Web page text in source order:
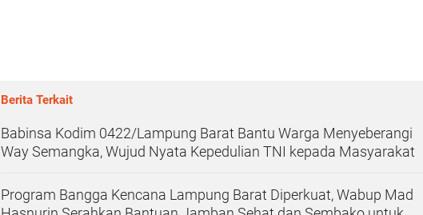
Berita Terkait
Babinsa Kodim 0422/Lampung Barat Bantu Warga Menyeberangi
Way Semangka, Wujud Nyata Kepedulian TNI kepada Masyarakat
Program Bangga Kencana Lampung Barat Diperkuat, Wabup Mad